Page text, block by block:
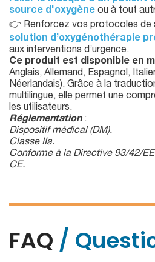
source d'oxygène ou à tout
👉 Renforcez vos protocoles de
solution d’oxygénothérapie
aux interventions d’urgence.
Ce produit est disponible en
Anglais, Allemand, Espagnol,
Néerlandais). Grâce à la
multilingue, elle permet une
les utilisateurs.
Réglementation :
Dispositif médical (DM).
Classe IIa.
Conforme à la Directive 93/42/
CE.
FAQ /